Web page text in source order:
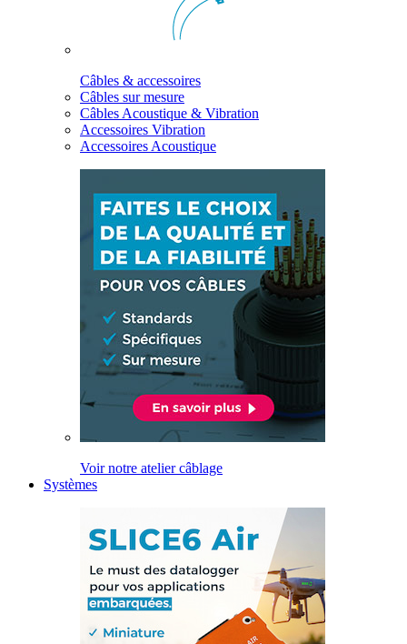
Câbles & accessoires
Câbles sur mesure
Câbles Acoustique & Vibration
Accessoires Vibration
Accessoires Acoustique
Voir notre atelier câblage
Systèmes